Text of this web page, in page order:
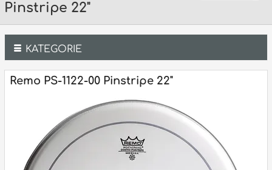
Pinstripe 22"
KATEGORIE
Bicí
Kytary a strunné nástroje
Dechy
Remo PS-1122-00 Pinstripe 22"